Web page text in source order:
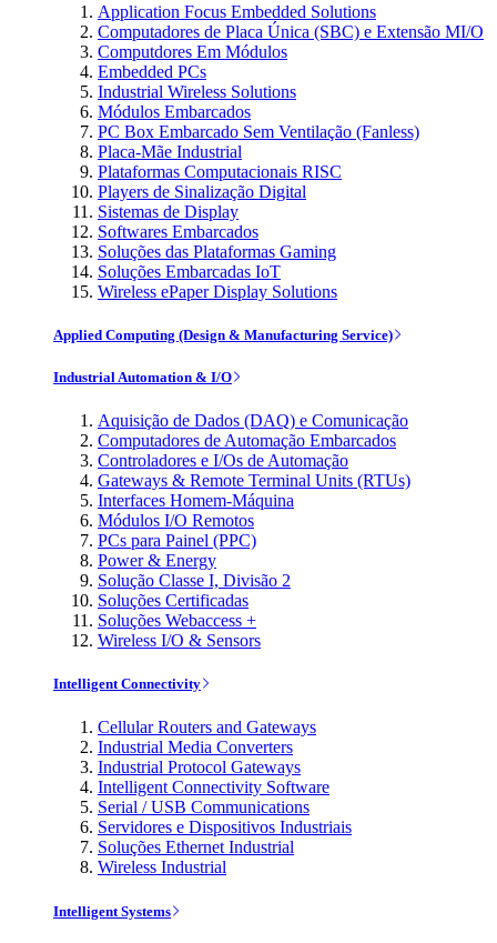
Application Focus Embedded Solutions
Computadores de Placa Única (SBC) e Extensão MI/O
Computdores Em Módulos
Embedded PCs
Industrial Wireless Solutions
Módulos Embarcados
PC Box Embarcado Sem Ventilação (Fanless)
Placa-Mãe Industrial
Plataformas Computacionais RISC
Players de Sinalização Digital
Sistemas de Display
Softwares Embarcados
Soluções das Plataformas Gaming
Soluções Embarcadas IoT
Wireless ePaper Display Solutions
Applied Computing (Design & Manufacturing Service)
Industrial Automation & I/O
Aquisição de Dados (DAQ) e Comunicação
Computadores de Automação Embarcados
Controladores e I/Os de Automação
Gateways & Remote Terminal Units (RTUs)
Interfaces Homem-Máquina
Módulos I/O Remotos
PCs para Painel (PPC)
Power & Energy
Solução Classe I, Divisão 2
Soluções Certificadas
Soluções Webaccess +
Wireless I/O & Sensors
Intelligent Connectivity
Cellular Routers and Gateways
Industrial Media Converters
Industrial Protocol Gateways
Intelligent Connectivity Software
Serial / USB Communications
Servidores e Dispositivos Industriais
Soluções Ethernet Industrial
Wireless Industrial
Intelligent Systems